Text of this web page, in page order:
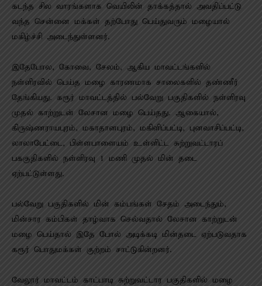
கடந்த சில வாரங்களாக வெயிலின் தாக்கத்தால் அவதிப்பட்டு
வந்த சென்னை மக்கள் தற்போது பெய்துவரும் மழையால்
மகிழ்ச்சி அடைந்துள்ளனர்.
இதேபோல, கோவை, சேலம், ஆகிய மாவட்டங்களில்
நள்ளிரவில் பெய்த மழை காரணமாக சாலைகளில் தண்ணீர்
தேங்கியது. கரூர் மாவட்டத்தில் பல்வேறு பகுதிகளில் நள்ளிரவு
முதல் காற்றுடன் லேசான மழை பெய்தது. ஆகையால்,
கிருஷ்ணராயபுரம், மகாதானபுரம், மகிளிப்பட்டி, புனவாசிப்பட்டி,
லாலாபேட்டை, பிள்ளபாளையம் உள்ளிட்ட சுற்றுவட்டாரப்
பககுதிகளில் நள்ளிரவு 1 மணி முதல் மின் தடை
ஏற்பட்டுள்ளது.
பல்வேறு பகுதிகளில் மின் கம்பங்கள் சேதம் அடைந்தும்,
மின்சார கம்பிகள் தாழ்வாக செல்வதால் லேசான காற்றுடன்
மழை பெய்தால் இதே போல் அடிக்கடி மின்தடை ஏற்படுவதாக
கரூர் பொதுமக்கள் குற்றம் சாட்டுகின்றனர்.
வேலூர் மாவட்டம் காட்பாடி சுற்றுவட்டார பகுதிகளில் மழை